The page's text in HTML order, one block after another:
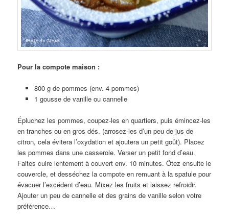
Pour la compote maison :
800 g de pommes (env. 4 pommes)
1 gousse de vanille ou cannelle
Épluchez les pommes, coupez-les en quartiers, puis émincez-les
en tranches ou en gros dés. (arrosez-les d’un peu de jus de
citron, cela évitera l’oxydation et ajoutera un petit goût). Placez
les pommes dans une casserole. Verser un petit fond d’eau.
Faites cuire lentement à couvert env. 10 minutes. Ôtez ensuite le
couvercle, et desséchez la compote en remuant à la spatule pour
évacuer l’excédent d’eau. Mixez les fruits et laissez refroidir.
Ajouter un peu de cannelle et des grains de vanille selon votre
préférence…